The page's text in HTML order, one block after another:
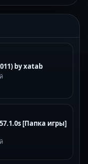
by xatab
[Папка игры]